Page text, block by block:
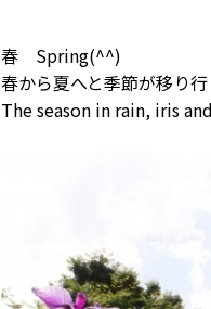
春 Spring(^^)
春から夏へと季節が移り
The season in rain, iris